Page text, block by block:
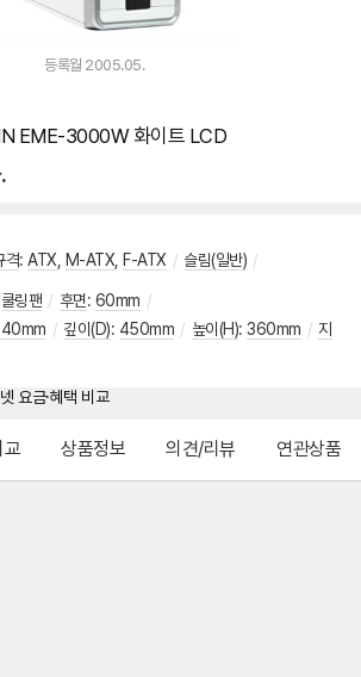
등록월 2005.05.
EME-3000W 화이트 LCD
격: ATX M-ATX F-ATX / 슬림(일반) /
쿨링팬 / 후면: 60mm /
/ 깊이(D): 450mm / 높이(H): 360mm / 지
교 상품정보 의견/리뷰 연관상품